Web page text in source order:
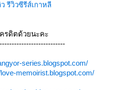
รีวิวซีรีส์เกาหลี
รดิตด้วยนะคะ
series.blogspot.com/
memoirist.blogspot.com/